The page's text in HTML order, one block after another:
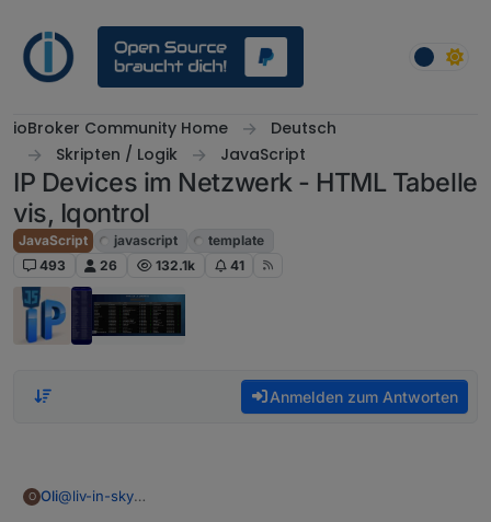
ioBroker Community Home
Deutsch
Skripten / Logik
JavaScript
IP Devices im Netzwerk - HTML Tabelle
vis, Iqontrol
JavaScript javascript
template
493
26 132.1k 41
Anmelden zum Antworten
O Oli@liv-in-sky